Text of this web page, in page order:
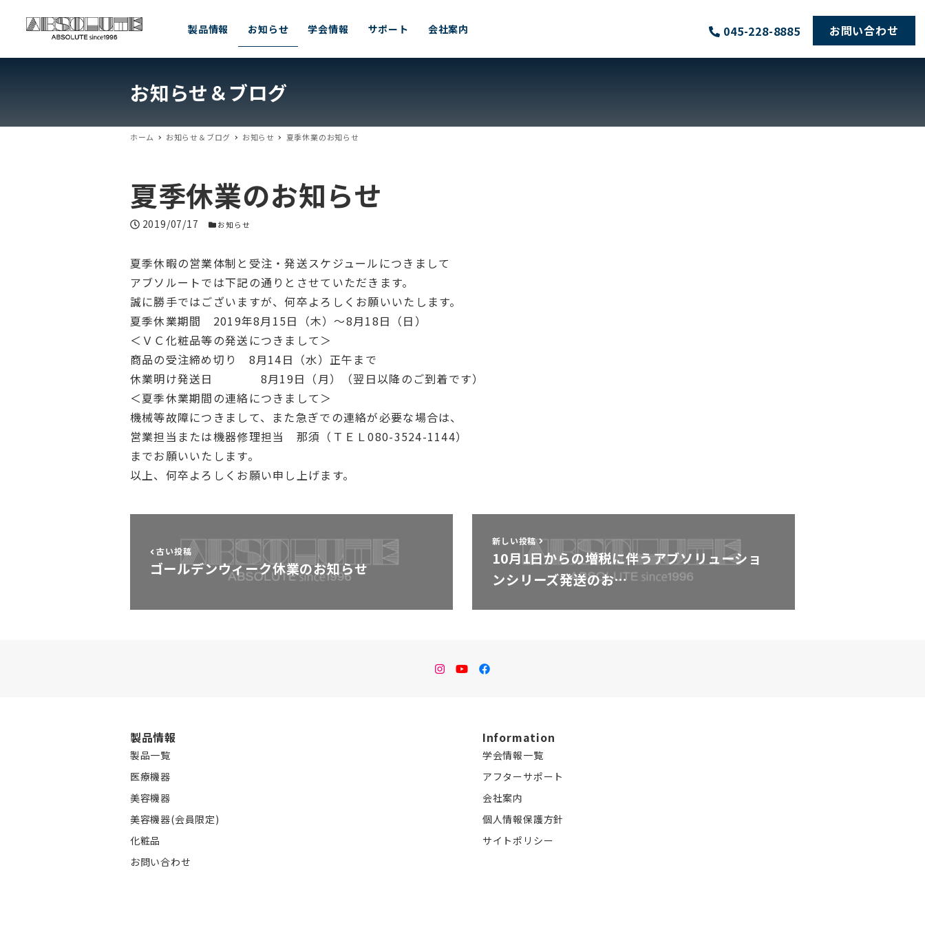
製品情報 お知らせ 学会情報 サポート 会社案内 045-228-8885 お問い合わせ
お知らせ＆ブログ
ホーム お知らせ＆ブログ お知らせ 夏季休業のお知らせ
夏季休業のお知らせ
投稿日
2019/07/17 お知らせカテゴリー
お知らせ
夏季休暇の営業体制と受注・発送スケジュールにつきまして
アブソルートでは下記の通りとさせていただきます。
誠に勝手ではございますが、何卒よろしくお願いいたします。
夏季休業期間 2019年8月15日（木）～8月18日（日）
＜ＶＣ化粧品等の発送につきまして＞
商品の受注締め切り 8月14日（水）正午まで
休業明け発送日 8月19日（月）（翌日以降のご到着です）
＜夏季休業期間の連絡につきまして＞
機械等故障につきまして、また急ぎでの連絡が必要な場合は、
営業担当または機器修理担当 那須（ＴＥＬ080-3524-1144）
までお願いいたします。
以上、何卒よろしくお願い申し上げます。
古い投稿
ゴールデンウィーク休業のお知らせ
新しい投稿
10月1日からの増税に伴うアブソリューショ
ンシリーズ発送のお…
instagram
Youtubefacebook
製品情報
製品一覧
医療機器
美容機器
美容機器(会員限定)
化粧品
お問い合わせ
Information
学会情報一覧
アフターサポート
会社案内
個人情報保護方針
サイトポリシー